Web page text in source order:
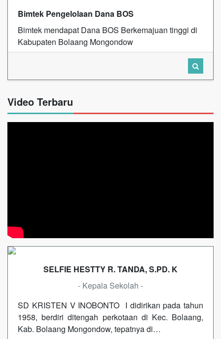
Bimtek Pengelolaan Dana BOS
Bimtek mendapat Dana BOS Berkemajuan tinggi di
Kabupaten Bolaang Mongondow
Video Terbaru
SELFIE HESTTY R. TANDA, S.PD. K
- Kepala Sekolah -
SD KRISTEN V INOBONTO I didirikan pada tahun
1958, berdiri ditengah perkotaan di Kec. Bolaang,
Kab. Bolaang Mongondow, tepatnya di…